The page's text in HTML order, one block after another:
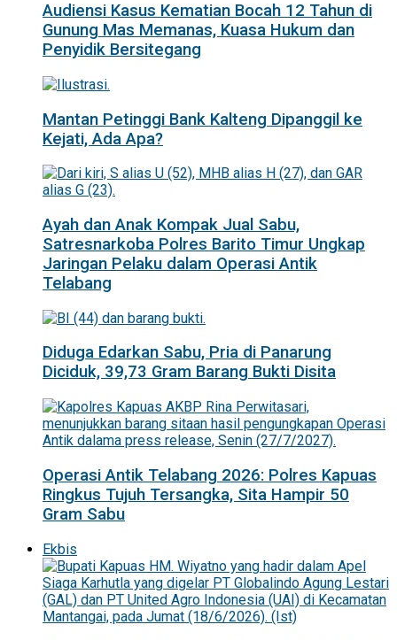
Audiensi Kasus Kematian Bocah 12 Tahun di
Gunung Mas Memanas, Kuasa Hukum dan
Penyidik Bersitegang
Mantan Petinggi Bank Kalteng Dipanggil ke
Kejati, Ada Apa?
Ayah dan Anak Kompak Jual Sabu,
Satresnarkoba Polres Barito Timur Ungkap
Jaringan Pelaku dalam Operasi Antik
Telabang
Diduga Edarkan Sabu, Pria di Panarung
Diciduk, 39,73 Gram Barang Bukti Disita
Operasi Antik Telabang 2026: Polres Kapuas
Ringkus Tujuh Tersangka, Sita Hampir 50
Gram Sabu
Ekbis